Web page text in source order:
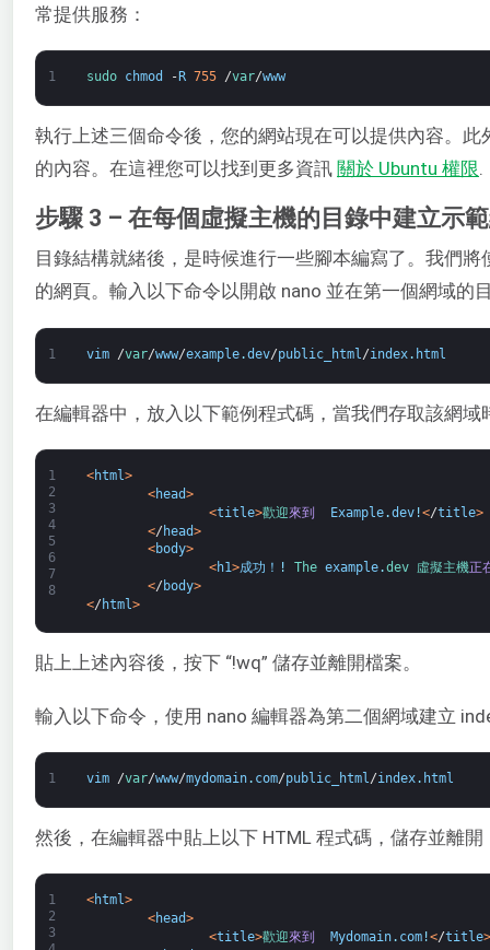
常提供服務：
1 sudo chmod - R 755 /var/www
執行上述三個命令後，您的網站現在可以提供內容。
的內容。在這裡您可以找到更多資訊 關於 Ubuntu 權限.
步驟 3 – 在每個虛擬主機的目錄中建立示
目錄結構就緒後，是時候進行一些腳本編寫了。我們將
的網頁。輸入以下命令以開啟 nano 並在第一個網域的
1 vim /var/www/example.dev/public_html/index. html
在編輯器中，放入以下範例程式碼，當我們存取該網域
1
2
3
4
5
6
7
8
<html>
<head>
<title>歡迎來到 Example.dev!</title>
</ head>
<body>
<h1>成功！ ! The example.dev 虛擬主機正
</ body>
</ html >
貼上上述內容後，按下 “!wq” 儲存並離開檔案。
輸入以下命令，使用 nano 編輯器為第二個網域建立
1 vim /var/www/mydomain. com/public_html/index. html
然後，在編輯器中貼上以下 HTML 程式碼，儲存並離開
1
2
3
<html>
<head>
<title>歡迎來到 Mydomain. com!</title>